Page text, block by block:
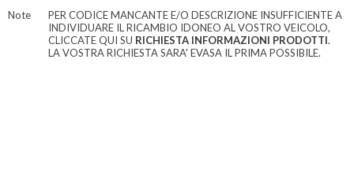
Note
PER CODICE MANCANTE E/O DESCRIZIONE INSUFFICIENTE A
INDIVIDUARE IL RICAMBIO IDONEO AL VOSTRO VEICOLO,
CLICCATE QUI SU RICHIESTA INFORMAZIONI PRODOTTI.
LA VOSTRA RICHIESTA SARA' EVASA IL PRIMA POSSIBILE.